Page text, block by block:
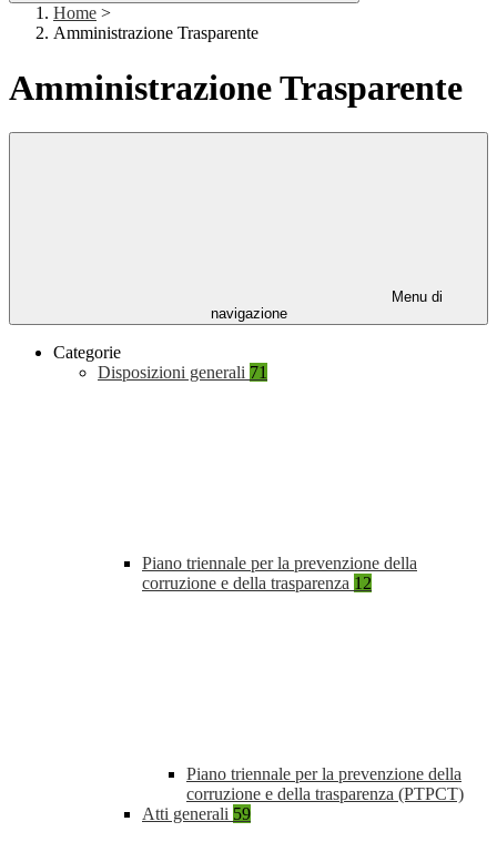
Home >
Amministrazione Trasparente
Amministrazione Trasparente
Menu di
navigazione
Categorie
Disposizioni generali 71
Piano triennale per la prevenzione della
corruzione e della trasparenza 12
Piano triennale per la prevenzione della
corruzione e della trasparenza (PTPCT)
Atti generali 59